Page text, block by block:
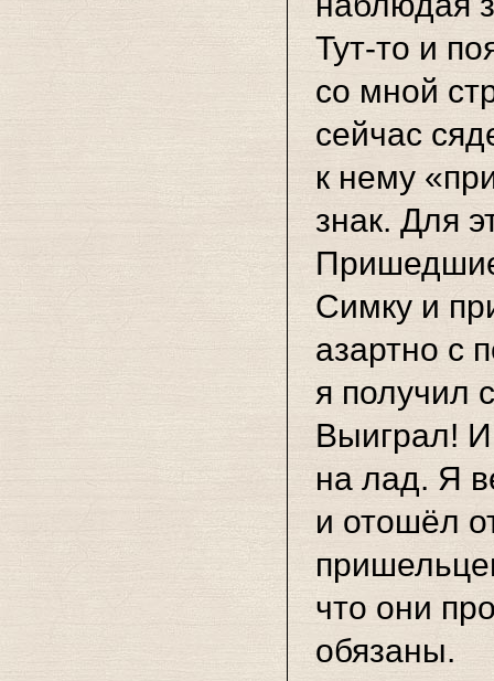
Тут-то и
со мной
сейчас
к нему
знак. Для
Симку и
азартно с
я получил
Выиграл!
на лад. Я
и отошёл
что они
обязаны.